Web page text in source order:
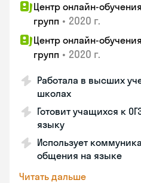
Центр онлайн-
групп • 2020 г.
Центр онлайн-
групп • 2020 г.
Работала в высших
школах
Готовит учащихся к
языку
Использует
общения на языке
Читать дальше